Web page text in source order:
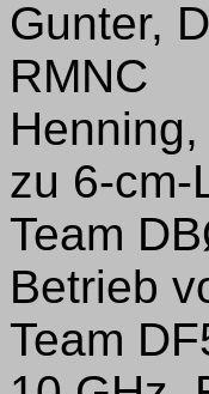
Gunter,
RMNC
zu 6-cm-
Team
Betrieb
Team